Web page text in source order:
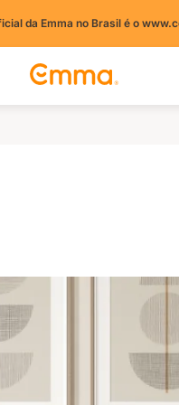
da Emma no Brasil é o